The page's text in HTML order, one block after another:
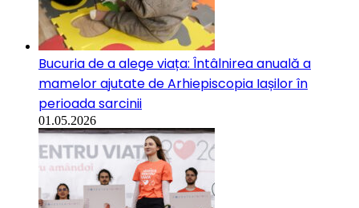
Bucuria de a alege viața: Întâlnirea anuală a
mamelor ajutate de Arhiepiscopia Iașilor în
perioada sarcinii
01.05.2026